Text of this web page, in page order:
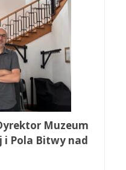
Muzeum
i Pola Bitwy nad